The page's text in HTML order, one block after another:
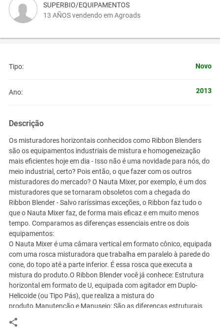
SUPERBIO/EQUIPAMENTOS
13 AÑOS vendendo em Agroads
Tipo: Novo
Ano: 2013
Descrição
Os misturadores horizontais conhecidos como Ribbon Blenders
são os equipamentos industriais de mistura e homogeneização
mais eficientes hoje em dia - Isso não é uma novidade para nós, do
meio industrial, certo? Pois então, o que fazer com os outros
misturadores do mercado? O Nauta Mixer, por exemplo, é um dos
misturadores que se tornaram obsoletos com a chegada do
Ribbon Blender - Salvo raríssimas exceções, o Ribbon faz tudo o
que o Nauta Mixer faz, de forma mais eficaz e em muito menos
tempo. Comparamos as diferenças essenciais entre os dois
equipamentos:
O Nauta Mixer é uma câmara vertical em formato cônico, equipada
com uma rosca misturadora que trabalha em paralelo à parede do
cone, do topo até a parte inferior. É essa rosca que executa a
mistura do produto.O Ribbon Blender você já conhece: Estrutura
horizontal em formato de U, equipada com agitador em Duplo-
Helicoide (ou Tipo Pás), que realiza a mistura do
produto.Manutenção e Manuseio: São as diferenças estruturais
entre as duas máquinas que definem qual é a melhor no quesito
manuseio/manutenção. Nesse aspecto, o Ribbon Blender é de